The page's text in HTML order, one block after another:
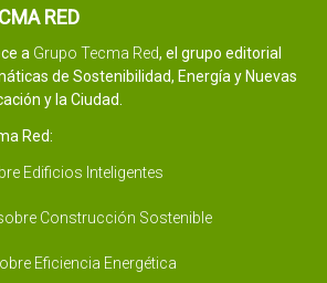
RED
a Grupo Tecma Red, el grupo editorial
de Sostenibilidad, Energía y Nuevas
y la Ciudad.
Red:
Edificios Inteligentes
Construcción Sostenible
Eficiencia Energética